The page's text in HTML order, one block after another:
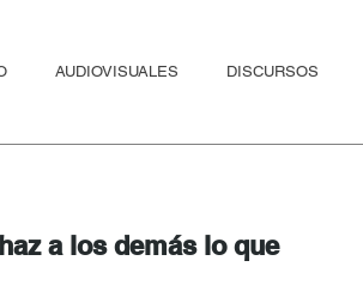
AUDIOVISUALES DISCURSOS
a los demás lo que